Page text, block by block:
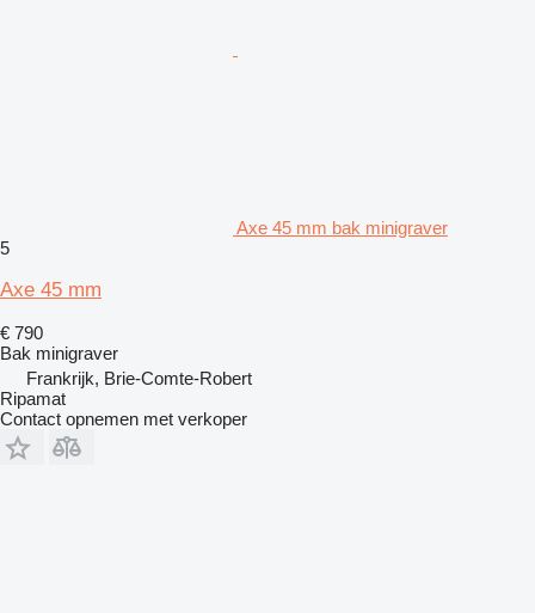
Axe 45 mm bak minigraver
5
Axe 45 mm
€ 790
Bak minigraver
Frankrijk, Brie-Comte-Robert
Ripamat
Contact opnemen met verkoper